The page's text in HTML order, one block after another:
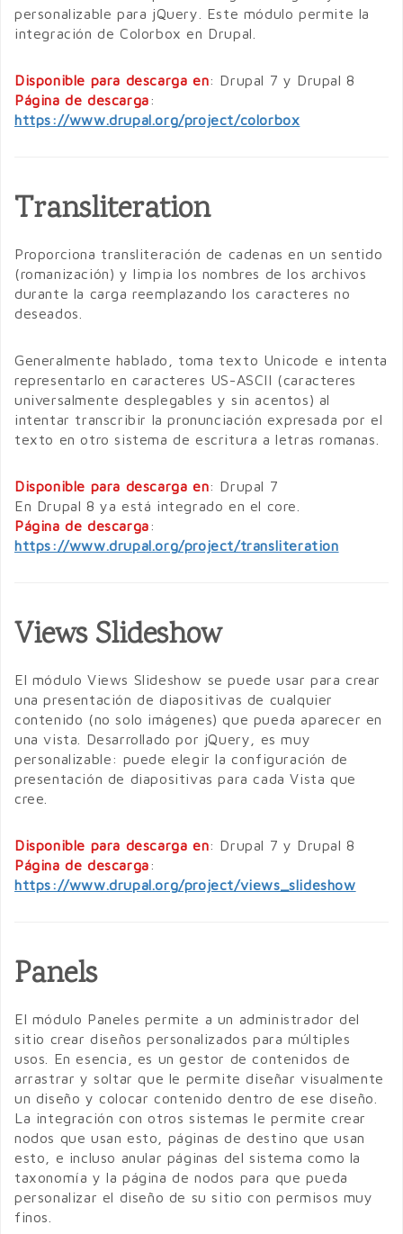
personalizable para jQuery. Este módulo permite la
integración de Colorbox en Drupal.
Disponible para descarga en: Drupal 7 y Drupal 8
Página de descarga:
https://www.drupal.org/project/colorbox
Transliteration
Proporciona transliteración de cadenas en un sentido
(romanización) y limpia los nombres de los archivos
durante la carga reemplazando los caracteres no
deseados.
Generalmente hablado, toma texto Unicode e intenta
representarlo en caracteres US-ASCII (caracteres
universalmente desplegables y sin acentos) al
intentar transcribir la pronunciación expresada por el
texto en otro sistema de escritura a letras romanas.
Disponible para descarga en: Drupal 7
En Drupal 8 ya está integrado en el core.
Página de descarga:
https://www.drupal.org/project/transliteration
Views Slideshow
El módulo Views Slideshow se puede usar para crear
una presentación de diapositivas de cualquier
contenido (no solo imágenes) que pueda aparecer en
una vista. Desarrollado por jQuery, es muy
personalizable: puede elegir la configuración de
presentación de diapositivas para cada Vista que
cree.
Disponible para descarga en: Drupal 7 y Drupal 8
Página de descarga:
https://www.drupal.org/project/views_slideshow
Panels
El módulo Paneles permite a un administrador del
sitio crear diseños personalizados para múltiples
usos. En esencia, es un gestor de contenidos de
arrastrar y soltar que le permite diseñar visualmente
un diseño y colocar contenido dentro de ese diseño.
La integración con otros sistemas le permite crear
nodos que usan esto, páginas de destino que usan
esto, e incluso anular páginas del sistema como la
taxonomía y la página de nodos para que pueda
personalizar el diseño de su sitio con permisos muy
finos.